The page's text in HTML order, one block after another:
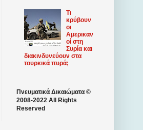
Τι
κρύβουν
οι
Αμερικαν
οί στη
Συρία και
διακινδυνεύουν στα
τουρκικά πυρά;
Πνευματικά Δικαιώματα ©
2008-2022 All Rights
Reserved